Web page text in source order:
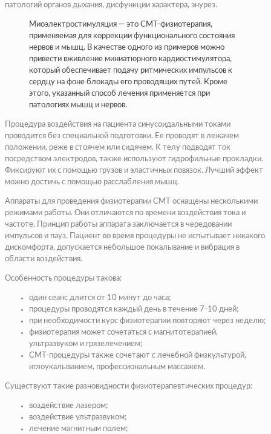
патологий органов дыхания, дисфункции характера, энурез.
Миоэлектростимуляция — это СМТ-физиотерапия,
применяемая для коррекции функционального состояния
нервов и мышц. В качестве одного из примеров можно
привести вживление миниатюрного кардиостимулятора,
который обеспечивает подачу ритмических импульсов к
сердцу на фоне блокады его проводящих путей. Кроме
этого, указанный способ лечения применяется при
патологиях мышц и нервов.
Процедура воздействия на пациента синусоидальными токами
проводится без специальной подготовки. Ее проводят в лежачем
положении, реже в стоячем или сидячем. К телу подводят ток
посредством электродов, также используют гидрофильные прокладки.
Фиксируют их с помощью грузов и эластичных повязок. Лучший эффект
можно достичь с помощью расслабления мышц.
Аппараты для проведения физиотерапии СМТ оснащены несколькими
режимами работы. Они отличаются по времени воздействия тока и
частоте. Принцип работы аппарата заключается в чередовании
импульсов и пауз. Пациент во время процедуры не испытывает никакого
дискомфорта, допускается небольшое покалывание и вибрация в
области воздействия.
Особенность процедуры такова:
один сеанс длится от 10 минут до часа;
процедуры проводятся каждый день в течение 7-10 дней;
при необходимости курс физиотерапии повторяют через неделю;
физиотерапия может сочетаться с магнитотерапией,
ультразвуком и грязелечением;
СМТ-процедуры также сочетают с лечебной физкультурой,
иглоукалыванием, профессиональным массажем.
Существуют такие разновидности физиотерапевтических процедур:
воздействие лазером;
воздействие ультразвуком;
лечение магнитным полем;